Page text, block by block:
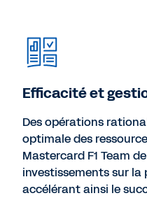
Efficacité et
Des opérations
optimale des
Mastercard F1 Team
investissements sur
accélérant ainsi le